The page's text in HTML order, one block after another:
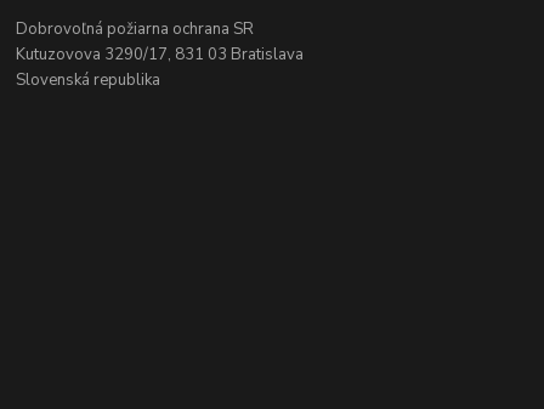
Dobrovoľná požiarna ochrana SR
Kutuzovova 3290/17, 831 03 Bratislava
Slovenská republika